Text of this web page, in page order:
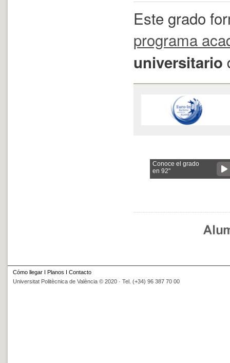
Este grado
programa
universitario
Conoce el grado
en 92"
Cómo llegar I Planos I Contacto
Universitat Politècnica de València © 2020 · Tel. (+34) 96 387 70 00